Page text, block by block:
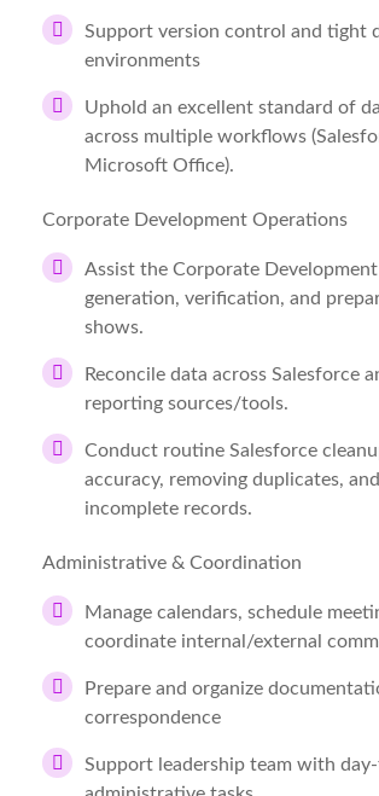
Support version control and tight
environments
Uphold an excellent standard of
across multiple workflows
Microsoft Office).
Corporate Development Operations
Assist the Corporate
generation, verification, and
shows.
Reconcile data across Salesforce
reporting sources/tools.
Conduct routine Salesforce
accuracy, removing duplicates,
incomplete records.
Administrative & Coordination
Manage calendars, schedule
coordinate internal/external
Prepare and organize
correspondence
Support leadership team with